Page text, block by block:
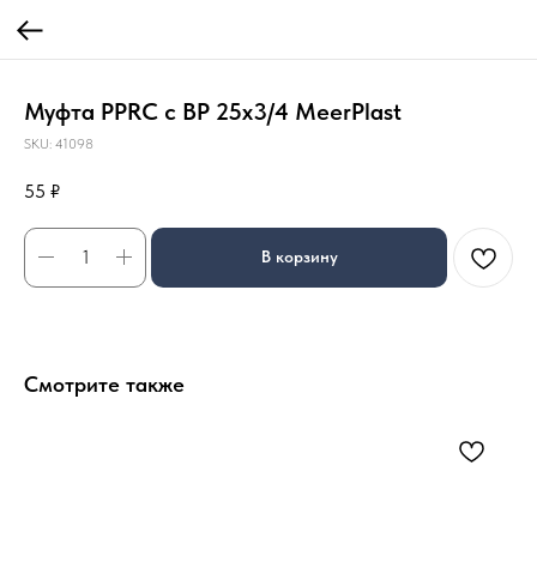
Муфта PPRC с ВР 25х3/4 MeerPlast
SKU: 41098
55 ₽
В корзину
Смотрите также